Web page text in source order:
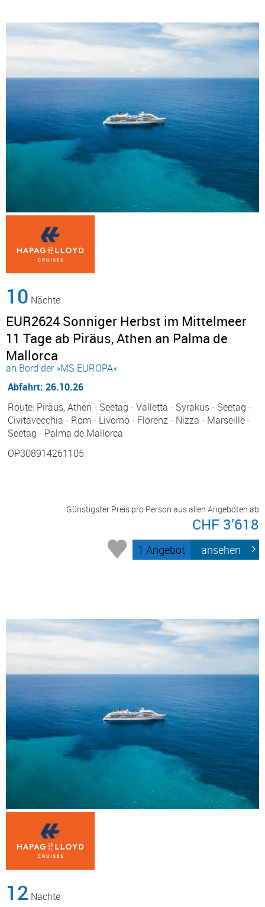
10 Nächte
EUR2624 Sonniger Herbst im Mittelmeer
11 Tage ab Piräus, Athen an Palma de
Mallorca
an Bord der »MS EUROPA«
Abfahrt: 26.10.26
Route: Piräus, Athen - Seetag - Valletta - Syrakus - Seetag -
Civitavecchia - Rom - Livorno - Florenz - Nizza - Marseille -
Seetag - Palma de Mallorca
OP308914261105
Günstigster Preis pro Person aus allen Angeboten ab
CHF 3’618
1 Angebot ansehen
12 Nächte